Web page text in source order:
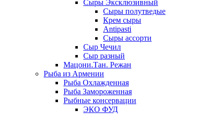
Сыры Эксклюзивный
Сыры полутведые
Крем сыры
Antipasti
Сыры ассорти
Сыр Чечил
Сыр разный
Мацони.Тан. Режан
Рыба из Армении
Рыба Охлажденная
Рыба Замороженная
Рыбные консервации
ЭКО ФУД